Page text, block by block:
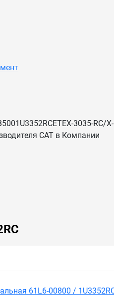
3035-RC/X-
CAT в Компании
— данные
61L6-00800 /